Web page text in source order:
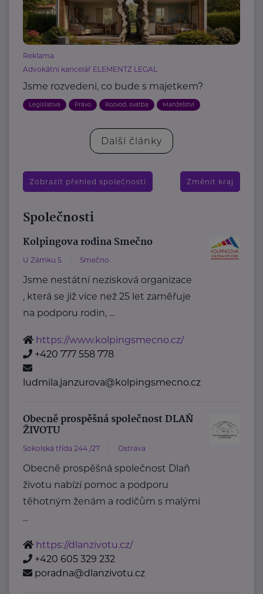
Reklama
Advokátní kancelář ELEMENTZ LEGAL
Jsme rozvedeni, co bude s majetkem?
Legislativa Právo Rozvod, svatba Manželství
Další články
Zobrazit přehled společností Změnit kraj
Společnosti
Kolpingova rodina Smečno
U Zámku 5 Smečno
Jsme nestátní nezisková organizace
, která se již více než 25 let zaměřuje
na podporu rodin, ...
https://www.kolpingsmecno.cz/
+420 777 558 778
ludmila.janzurova@kolpingsmecno.cz
Obecně prospěšná společnost DLAŇ
ŽIVOTU
Sokolská třída 244 /27 Ostrava
Obecně prospěšná společnost Dlaň
životu nabízí pomoc a podporu
těhotným ženám a rodičům s malými
...
https://dlanzivotu.cz/
+420 605 329 232
poradna@dlanzivotu.cz